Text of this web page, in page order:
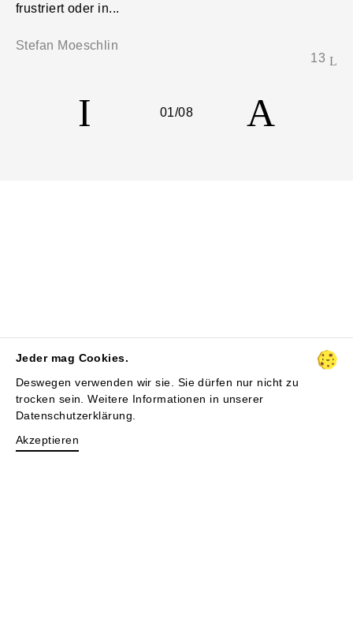
frustriert oder in...
Stefan Moeschlin
13
01/08
Jeder mag Cookies.
Deswegen verwenden wir sie. Sie dürfen nur nicht zu
trocken sein. Weitere Informationen in unserer
Datenschutzerklärung
Akzeptieren